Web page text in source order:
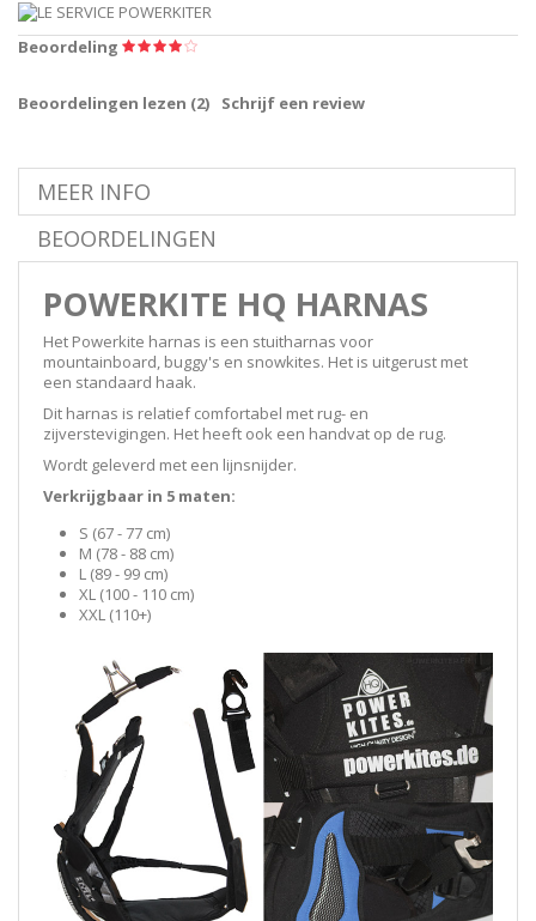
Beoordeling
Beoordelingen lezen (2) Schrijf een review
MEER INFO
BEOORDELINGEN
POWERKITE HQ HARNAS
Het Powerkite harnas is een stuitharnas voor
mountainboard, buggy's en snowkites. Het is uitgerust met
een standaard haak.
Dit harnas is relatief comfortabel met rug- en
zijverstevigingen. Het heeft ook een handvat op de rug.
Wordt geleverd met een lijnsnijder.
Verkrijgbaar in 5 maten:
S (67 - 77 cm)
M (78 - 88 cm)
L (89 - 99 cm)
XL (100 - 110 cm)
XXL (110+)